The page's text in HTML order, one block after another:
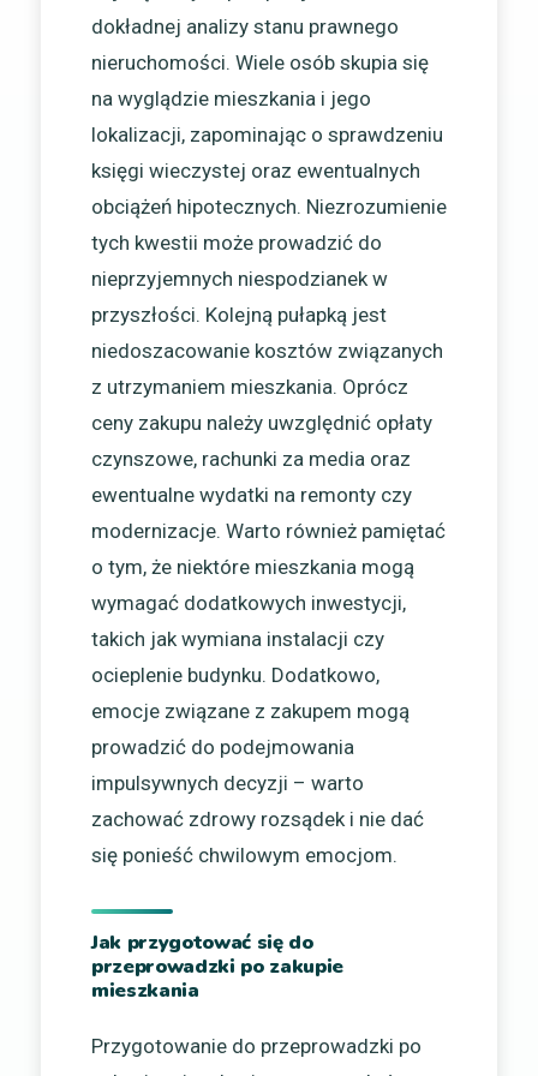
dokładnej analizy stanu prawnego
nieruchomości. Wiele osób skupia się
na wyglądzie mieszkania i jego
lokalizacji, zapominając o sprawdzeniu
księgi wieczystej oraz ewentualnych
obciążeń hipotecznych. Niezrozumienie
tych kwestii może prowadzić do
nieprzyjemnych niespodzianek w
przyszłości. Kolejną pułapką jest
niedoszacowanie kosztów związanych
z utrzymaniem mieszkania. Oprócz
ceny zakupu należy uwzględnić opłaty
czynszowe, rachunki za media oraz
ewentualne wydatki na remonty czy
modernizacje. Warto również pamiętać
o tym, że niektóre mieszkania mogą
wymagać dodatkowych inwestycji,
takich jak wymiana instalacji czy
ocieplenie budynku. Dodatkowo,
emocje związane z zakupem mogą
prowadzić do podejmowania
impulsywnych decyzji – warto
zachować zdrowy rozsądek i nie dać
się ponieść chwilowym emocjom.
Jak przygotować się do
przeprowadzki po zakupie
mieszkania
Przygotowanie do przeprowadzki po